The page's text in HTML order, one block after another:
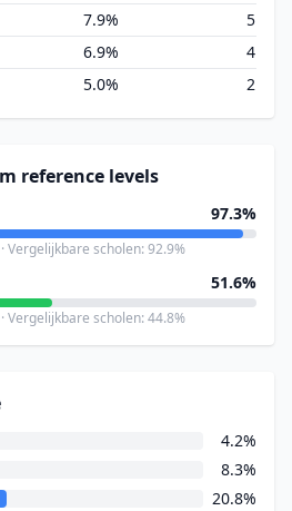
7.9%
5
6.9%
4
5.0% 2
reference levels
97.3%
Vergelijkbare scholen: 92.9%
51.6%
Vergelijkbare scholen: 44.8%
4.2%
8.3%
20.8%